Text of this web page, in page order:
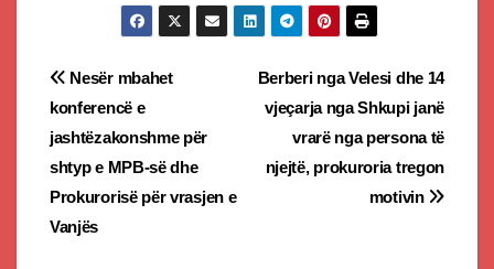
Post
navigation
Berberi nga Velesi dhe 14
vjeçarja nga Shkupi janë
vrarë nga persona të
njejtë, prokuroria tregon
motivin
Nesër mbahet
konferencë e
jashtëzakonshme për
shtyp e MPB-së dhe
Prokurorisë për vrasjen e
Vanjës